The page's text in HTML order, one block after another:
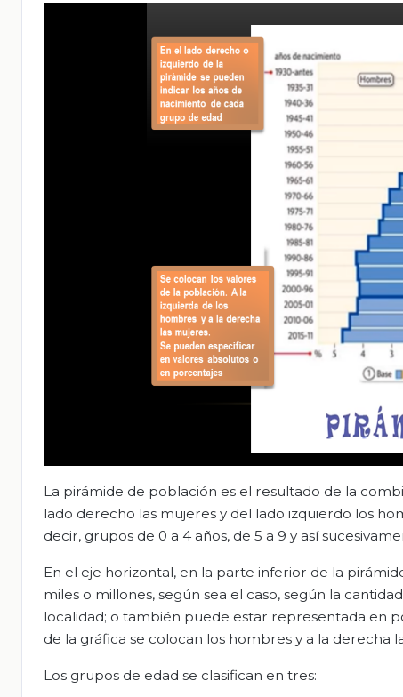
La pirámide de población es el resultado de la
lado derecho las mujeres y del lado izquierdo los
decir, grupos de 0 a 4 años, de 5 a 9 y así
En el eje horizontal, en la parte inferior de la
miles o millones, según sea el caso, según la
localidad; o también puede estar representada en
de la gráfica se colocan los hombres y a la derecha
Los grupos de edad se clasifican en tres: